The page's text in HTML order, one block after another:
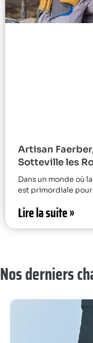
Artisan
Sotteville les
Dans un monde où
est primordiale
Lire la suite »
Nos derniers